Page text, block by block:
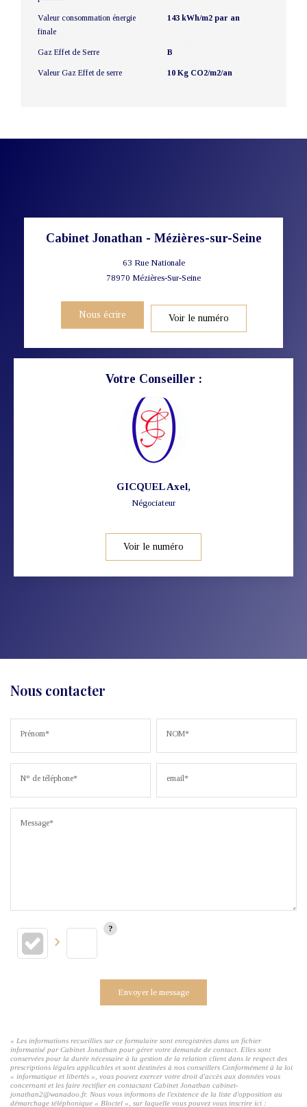
Valeur consommation énergie
finale
143 kWh/m2 par an
Gaz Effet de Serre B
Valeur Gaz Effet de serre 10 Kg CO2/m2/an
Cabinet Jonathan - Mézières-sur-Seine
63 Rue Nationale
78970 Mézières-Sur-Seine
Nous écrire Voir le numéro
Votre Conseiller :
GICQUEL Axel,
Négociateur
Voir le numéro
Nous contacter
Prénom* NOM*
N° de téléphone* email*
Message*
Envoyer le message
« Les informations recueillies sur ce formulaire sont enregistrées dans un fichier
informatisé par Cabinet Jonathan pour gérer votre demande de contact. Elles sont
conservées pour la durée nécessaire à la gestion de la relation client dans le respect des
prescriptions légales applicables et sont destinées à nos conseillers Conformément à la loi
« informatique et libertés », vous pouvez exercer votre droit d'accès aux données vous
concernant et les faire rectifier en contactant Cabinet Jonathan cabinet-
jonathan2@wanadoo.fr. Nous vous informons de l'existence de la liste d'opposition au
démarchage téléphonique « Bloctel », sur laquelle vous pouvez vous inscrire ici :